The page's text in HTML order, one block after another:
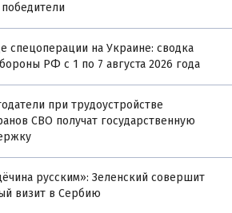
спецоперации на Украине: сводка
РФ с 1 по 7 августа 2026 года
при трудоустройстве
СВО получат государственную
русским»: Зеленский совершит
визит в Сербию